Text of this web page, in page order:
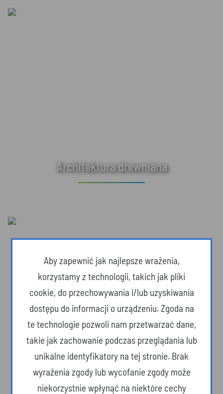
Architektura drewniana
Dzika przyroda
Aby zapewnić jak najlepsze wrażenia,
korzystamy z technologii, takich jak pliki
cookie, do przechowywania i/lub uzyskiwania
dostępu do informacji o urządzeniu. Zgoda na
te technologie pozwoli nam przetwarzać dane,
takie jak zachowanie podczas przeglądania lub
unikalne identyfikatory na tej stronie. Brak
wyrażenia zgody lub wycofanie zgody może
niekorzystnie wpłynąć na niektóre cechy